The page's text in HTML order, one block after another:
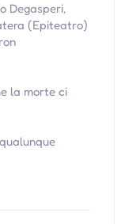
Degasperi,
(Epiteatro)
la morte ci